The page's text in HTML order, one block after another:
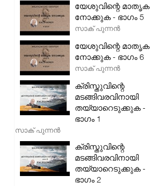
യേശുവിന്റെ മാതൃക
നോക്കുക - ഭാഗം 5
സാക് പുന്നൻ
യേശുവിന്റെ മാതൃക
നോക്കുക - ഭാഗം 6
സാക് പുന്നൻ
ക്രിസ്തുവിന്റെ
മടങ്ങിവരവിനായി
തയ്യാറെടുക്കുക -
ഭാഗം 1
സാക് പുന്നൻ
ക്രിസ്തുവിന്റെ
മടങ്ങിവരവിനായി
തയ്യാറെടുക്കുക -
ഭാഗം 2